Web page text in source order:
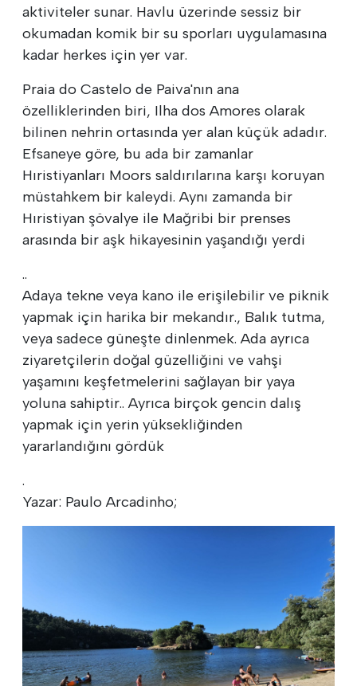
aktiviteler sunar. Havlu üzerinde sessiz bir
okumadan komik bir su sporları uygulamasına
kadar herkes için yer var.
Praia do Castelo de Paiva'nın ana
özelliklerinden biri, Ilha dos Amores olarak
bilinen nehrin ortasında yer alan küçük adadır.
Efsaneye göre, bu ada bir zamanlar
Hıristiyanları Moors saldırılarına karşı koruyan
müstahkem bir kaleydi. Aynı zamanda bir
Hıristiyan şövalye ile Mağribi bir prenses
arasında bir aşk hikayesinin yaşandığı yerdi
..
Adaya tekne veya kano ile erişilebilir ve piknik
yapmak için harika bir mekandır., Balık tutma,
veya sadece güneşte dinlenmek. Ada ayrıca
ziyaretçilerin doğal güzelliğini ve vahşi
yaşamını keşfetmelerini sağlayan bir yaya
yoluna sahiptir.. Ayrıca birçok gencin dalış
yapmak için yerin yüksekliğinden
yararlandığını gördük
.
Yazar: Paulo Arcadinho;